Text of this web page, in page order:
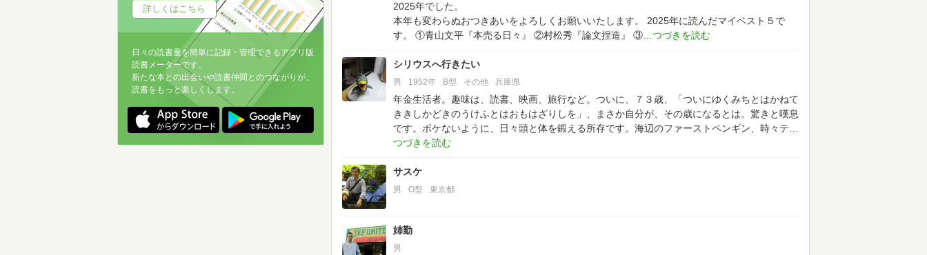
2025年でした。
本年も変わらぬおつきあいをよろしくお願いいたします。
2025年に読んだマイベスト５で
す。
①青山文平『本売る日々』 ②村松秀『論文捏造』 ③
シリウスへ行きたい
男 1952年 B型 その他 兵庫県
年金生活者。趣味は、読書、映画、旅行など。ついに、７３歳、「ついにゆくみちとはかねて
ききしかどきのうけふとはおもはざりしを」、まさか自分が、その歳になるとは。驚きと嘆息
です。ボケないように、日々頭と体を鍛える所存です。海辺のファーストペンギン、時々テ
サスケ
男 O型 東京都
姉勤
男
詳しくはこちら
日々の読書量を簡単に記録・管理できるアプリ版
読書メーターです。
新たな本との出会いや読書仲間とのつながりが、
読書をもっと楽しくします。